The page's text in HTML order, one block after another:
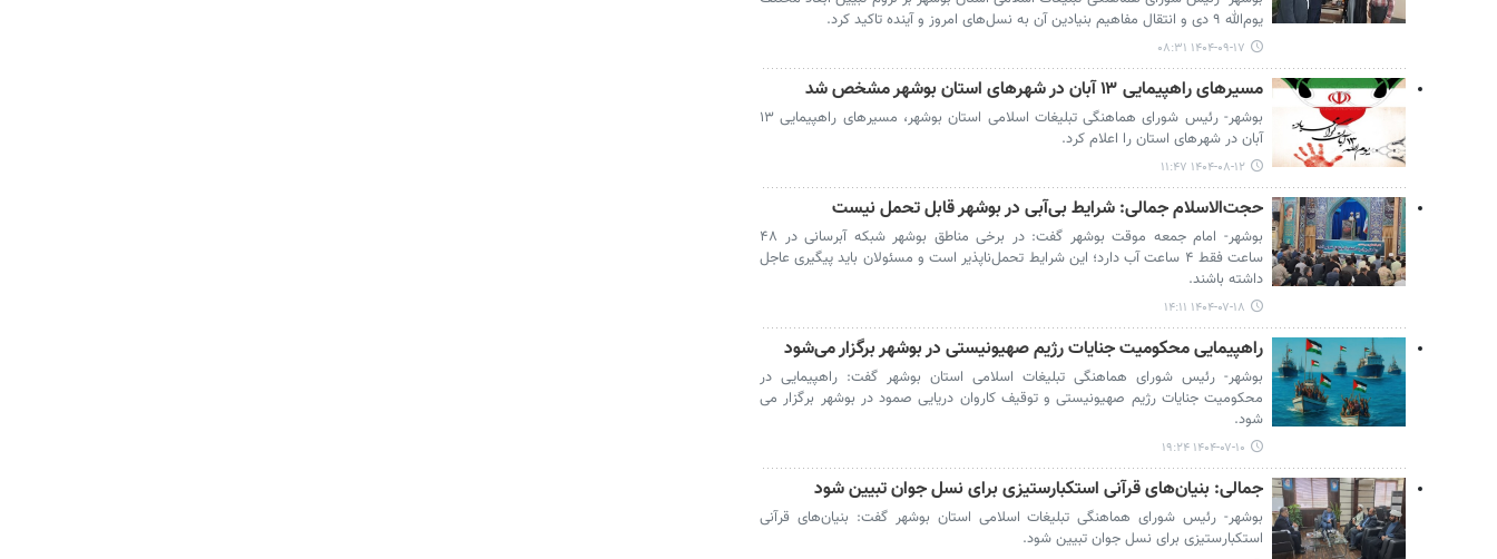
یوم‌الله ۹ دی و انتقال مفاهیم بنیادین آن به نسل‌های امروز و آینده تاکید کرد.
۱۴۰۴-۰۹-۱۷ ۰۸:۳۱
مسیرهای راهپیمایی ۱۳ آبان در شهرهای استان بوشهر مشخص شد
بوشهر- رئیس شورای هماهنگی تبلیغات اسلامی استان بوشهر، مسیرهای راهپیمایی ۱۳
آبان در شهرهای استان را اعلام کرد.
۱۴۰۴-۰۸-۱۲ ۱۱:۴۷
حجت‌الاسلام جمالی: شرایط بی‌آبی در بوشهر قابل تحمل نیست
بوشهر- امام جمعه موقت بوشهر گفت: در برخی مناطق بوشهر شبکه آبرسانی در ۴۸
ساعت فقط ۴ ساعت آب دارد؛ این شرایط تحمل‌ناپذیر است و مسئولان باید پیگیری عاجل
داشته باشند.
۱۴۰۴-۰۷-۱۸ ۱۴:۱۱
راهپیمایی محکومیت جنایات رژیم صهیونیستی در بوشهر برگزار می‌شود
بوشهر- رئیس شورای هماهنگی تبلیغات اسلامی استان بوشهر گفت: راهپیمایی در
محکومیت جنایات رژیم صهیونیستی و توقیف کاروان دریایی صمود در بوشهر برگزار می
شود.
۱۴۰۴-۰۷-۱۰ ۱۹:۲۴
جمالی: بنیان‌های قرآنی استکبارستیزی برای نسل جوان تبیین شود
بوشهر- رئیس شورای هماهنگی تبلیغات اسلامی استان بوشهر گفت: بنیان‌های قرآنی
استکبارستیزی برای نسل جوان تبیین شود.